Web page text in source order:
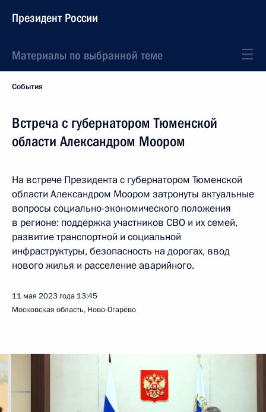
Президент России
Материалы по выбранной теме
События
Встреча с губернатором Тюменской
области Александром Моором
На встрече Президента с губернатором Тюменской
области Александром Моором затронуты актуальные
вопросы социально-экономического положения
в регионе: поддержка участников СВО и их семей,
развитие транспортной и социальной
инфраструктуры, безопасность на дорогах, ввод
нового жилья и расселение аварийного.
11 мая 2023 года 13:45
Московская область, Ново-Огарёво